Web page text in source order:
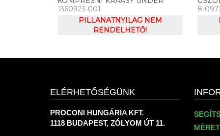
ARMOUR HG ARMOUR SHINE
BIKESHORT
1360923-001
PILLANATNYILAG NEM
RENDELHETŐ!
8-
ELÉRHETŐSÉGÜNK
PROCONI HUNGÁRIA KFT.
1118 BUDAPEST, ZÓLYOM ÚT 11.